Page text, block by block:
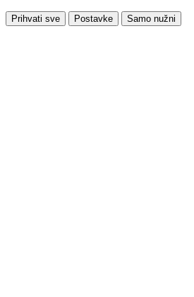
Prihvati sve Postavke Samo nužni